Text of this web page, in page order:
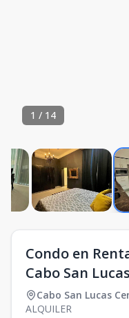
1 / 14
Condo en
Cabo San Lucas
Cabo San Lucas
ALQUILER